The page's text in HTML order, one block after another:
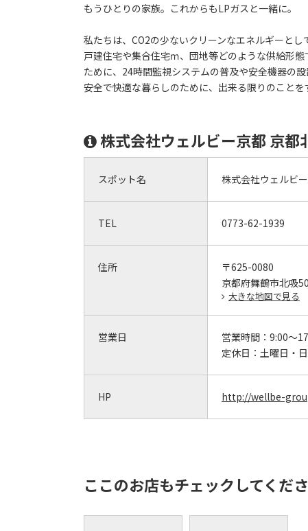
もうひとりの家族。これからもLPガスと一緒に。
私たちは、CO2の少ないクリーンなエネルギーとし
戸建住宅や集合住宅ｍ、団地等どのような供給形
ために、24時間監視システムの普及や安全機器の設
安全で快適な暮らしのために、出来る限りのことを
株式会社ウェルビー京都 京都
スポット名 株式会社ウェルビ
TEL 0773-62-1939
住所
〒625-0080
京都府舞鶴市北吸
大きな地図で見る
営業日 営業時間： 9:00～
定休日： 土曜日・
HP http://wellbe-
ここのお店もチェックしてくだ